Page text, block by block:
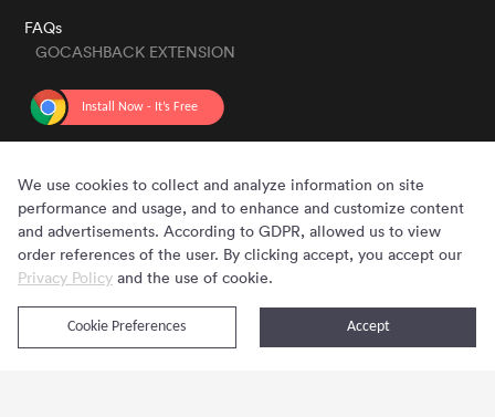
FAQs
GOCASHBACK EXTENSION
Copyright © 2020 - 2026 Gocashback.com. All Rights Reserved.
We use cookies to collect and analyze information on site
performance and usage, and to enhance and customize content
and advertisements. According to GDPR, allowed us to view
order references of the user. By clicking accept, you accept our
Privacy Policy and the use of cookie.
Accept
Cookie Preferences